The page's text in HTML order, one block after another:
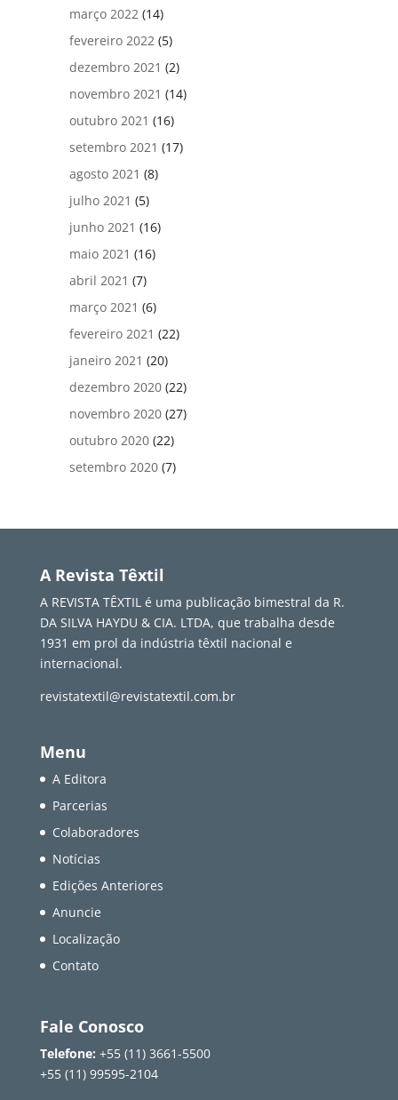
março 2022 (14)
fevereiro 2022 (5)
dezembro 2021 (2)
novembro 2021 (14)
outubro 2021 (16)
setembro 2021 (17)
agosto 2021 (8)
julho 2021 (5)
junho 2021 (16)
maio 2021 (16)
abril 2021 (7)
março 2021 (6)
fevereiro 2021 (22)
janeiro 2021 (20)
dezembro 2020 (22)
novembro 2020 (27)
outubro 2020 (22)
setembro 2020 (7)
A Revista Têxtil
A REVISTA TÊXTIL é uma publicação bimestral da R.
DA SILVA HAYDU & CIA. LTDA, que trabalha desde
1931 em prol da indústria têxtil nacional e
internacional.
revistatextil@revistatextil.com.br
Menu
A Editora
Parcerias
Colaboradores
Notícias
Edições Anteriores
Anuncie
Localização
Contato
Fale Conosco
Telefone: +55 (11) 3661-5500
+55 (11) 99595-2104